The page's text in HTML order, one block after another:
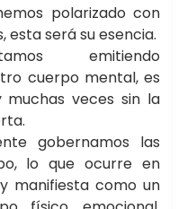
polarizado con
esta será su esencia.
emitiendo
cuerpo mental, es
veces sin la
gobernamos las
lo que ocurre en
manifiesta como un